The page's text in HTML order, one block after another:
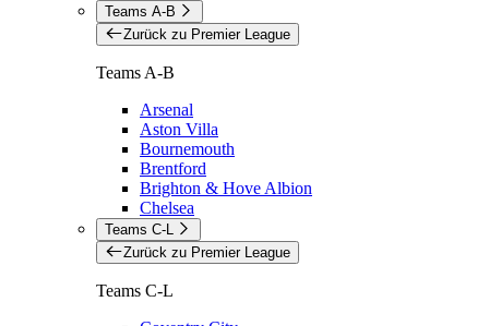
Teams A-B
Zurück zu Premier League
Teams A-B
Arsenal
Aston Villa
Bournemouth
Brentford
Brighton & Hove Albion
Chelsea
Teams C-L
Zurück zu Premier League
Teams C-L